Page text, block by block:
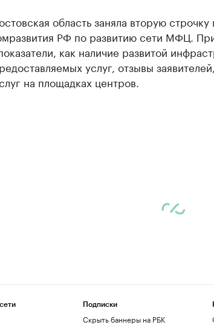
область заняла вторую строчку
РФ по развитию сети МФЦ.
как наличие развитой
услуг, отзывы
на площадках центров.
Подписки
Скрыть баннеры на РБК